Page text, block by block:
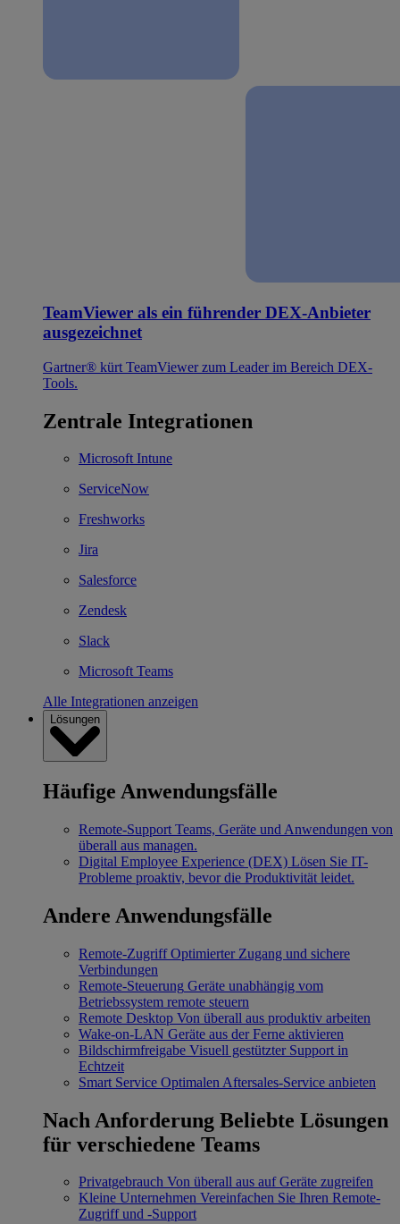
TeamViewer als ein führender DEX-Anbieter
ausgezeichnet
Gartner® kürt TeamViewer zum Leader im Bereich DEX-
Tools.
Zentrale Integrationen
Microsoft Intune
ServiceNow
Freshworks
Jira
Salesforce
Zendesk
Slack
Microsoft Teams
Alle Integrationen anzeigen
Lösungen
Häufige Anwendungsfälle
Remote-Support Teams, Geräte und Anwendungen von
überall aus managen.
Digital Employee Experience (DEX) Lösen Sie IT-
Probleme proaktiv, bevor die Produktivität leidet.
Andere Anwendungsfälle
Remote-Zugriff Optimierter Zugang und sichere
Verbindungen
Remote-Steuerung Geräte unabhängig vom
Betriebssystem remote steuern
Remote Desktop Von überall aus produktiv arbeiten
Wake-on-LAN Geräte aus der Ferne aktivieren
Bildschirmfreigabe Visuell gestützter Support in
Echtzeit
Smart Service Optimalen Aftersales-Service anbieten
Nach Anforderung Beliebte Lösungen
für verschiedene Teams
Privatgebrauch Von überall aus auf Geräte zugreifen
Kleine Unternehmen Vereinfachen Sie Ihren Remote-
Zugriff und -Support